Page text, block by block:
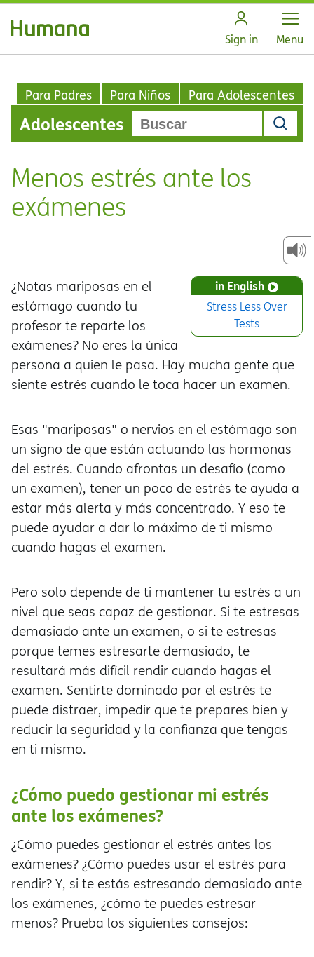
Sign in Open
Menu
Para Padres Para Niños Para Adolescentes
Adolescentes
Menos estrés ante los
exámenes
in English
Stress Less Over
Tests
¿Notas mariposas en el
estómago cuando tu
profesor te reparte los
exámenes? No eres la única
persona a quien le pasa. Hay mucha gente que
siente estrés cuando le toca hacer un examen.
Esas "mariposas" o nervios en el estómago son
un signo de que están actuando las hormonas
del estrés. Cuando afrontas un desafío (como
un examen), tener un poco de estrés te ayuda a
estar más alerta y más concentrado. Y eso te
puede ayudar a dar lo máximo de ti mismo
cuando hagas el examen.
Pero solo depende de ti mantener tu estrés a un
nivel que seas capaz de gestionar. Si te estresas
demasiado ante un examen, o si te estresas
porque temes estresarte demasiado, te
resultará más difícil rendir cuando hagas el
examen. Sentirte dominado por el estrés te
puede distraer, impedir que te prepares bien y
reducir la seguridad y la confianza que tengas
en ti mismo.
¿Cómo puedo gestionar mi estrés
ante los exámenes?
¿Cómo puedes gestionar el estrés antes los
exámenes? ¿Cómo puedes usar el estrés para
rendir? Y, si te estás estresando demasiado ante
los exámenes, ¿cómo te puedes estresar
menos? Prueba los siguientes consejos: